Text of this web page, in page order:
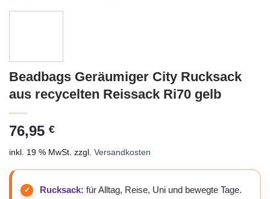
Beadbags Geräumiger City Rucksack
aus recycelten Reissack Ri70 gelb
76,95 €
inkl. 19 % MwSt. zzgl. Versandkosten
Rucksack: für Alltag, Reise, Uni und bewegte Tage.